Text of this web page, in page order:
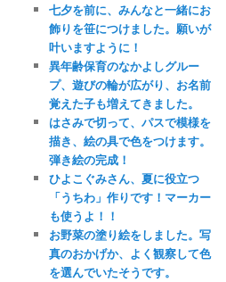
七夕を前に、みんなと一緒にお
飾りを笹につけました。願いが
叶いますように！
異年齢保育のなかよしグルー
プ、遊びの輪が広がり、お名前
覚えた子も増えてきました。
はさみで切って、パスで模様を
描き、絵の具で色をつけます。
弾き絵の完成！
ひよこぐみさん、夏に役立つ
「うちわ」作りです！マーカー
も使うよ！！
お野菜の塗り絵をしました。写
真のおかげか、よく観察して色
を選んでいたそうです。